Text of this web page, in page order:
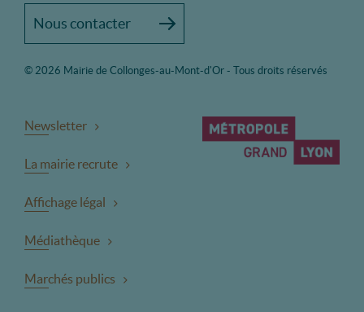
Nous contacter
© 2026 Mairie de Collonges-au-Mont-d'Or - Tous droits réservés
Newsletter
La mairie recrute
Affichage légal
Médiathèque
Marchés publics